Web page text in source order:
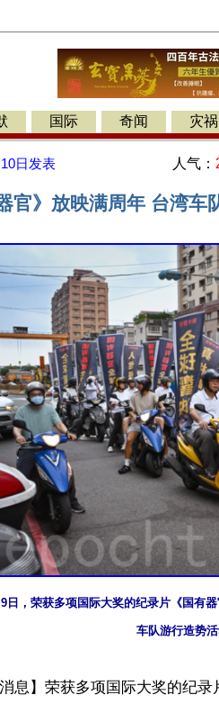
国际 奇闻 灾祸
日 发表 人气：
官》放映满周年 台湾车
日，荣获多项国际大奖的纪录片《国有
车队游行造势
消息】荣获多项国际大奖的纪